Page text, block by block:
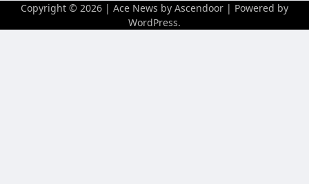
Copyright © 2026 | Ace News by Ascendoor | Powered by
WordPress.